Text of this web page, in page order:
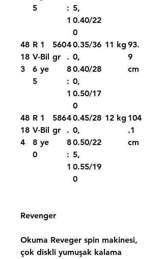
5
:
1
5,
0.40/22
0
48
18
3
R
V-
6
5
1
Bil
ye
560
gr
4
.
8
:
1
0.35/36
0,
0.40/28
0,
0.50/17
0
11 kg 93.
9
cm
48
18
4
R
V-
8
0
1
Bil
ye
586
gr
4
.
8
:
1
0.45/28
0,
0.50/22
5,
0.55/19
0
12 kg 104
.1
cm
Revenger
Okuma Reveger spin makinesi,
çok diskli yumuşak kalama